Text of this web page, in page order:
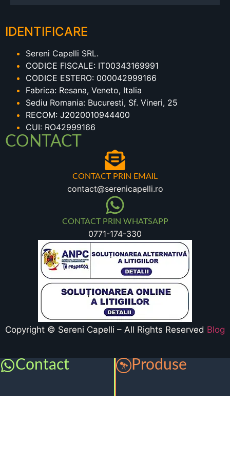
IDENTIFICARE
Sereni Capelli SRL.
CODICE FISCALE: IT00343169991
CODICE ESTERO: 000042999166
Fabrica: Resana, Veneto, Italia
Sediu Romania: Bucuresti, Sf. Vineri, 25
RECOM: J2020010944400
CUI: RO42999166
CONTACT
CONTACT PRIN EMAIL
contact@serenicapelli.ro
CONTACT PRIN WHATSAPP
0771-174-330
Copyright © Sereni Capelli – All Rights Reserved Blog
Contact Produse